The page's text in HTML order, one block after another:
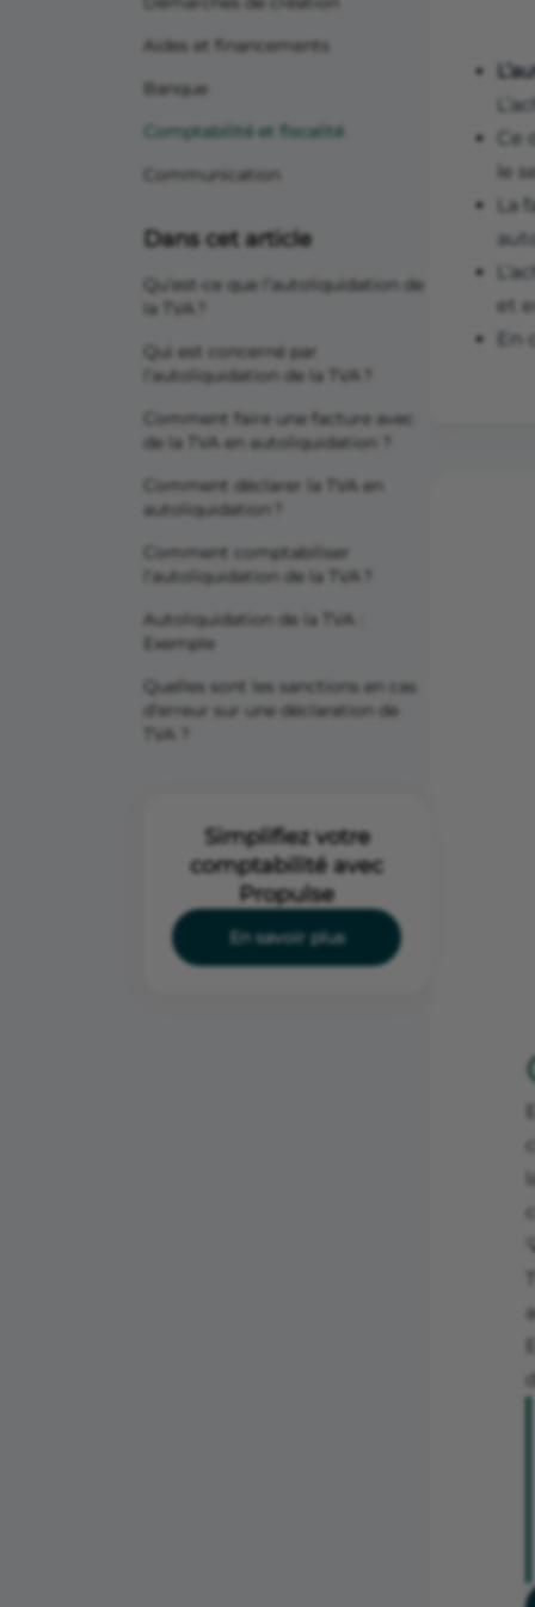
Aides et financements
Banque
Comptabilité et fiscalité
Communication
Dans cet article
Qu’est-ce que l’autoliquidation de
la TVA ?
Qui est concerné par
l’autoliquidation de la TVA ?
Comment faire une facture avec
de la TVA en autoliquidation ?
Comment déclarer la TVA en
autoliquidation ?
Comment comptabiliser
l’autoliquidation de la TVA ?
Autoliquidation de la TVA :
Exemple
Quelles sont les sanctions en cas
d’erreur sur une déclaration de
TVA ?
Simplifiez votre
comptabilité avec
Propulse
En savoir plus
le
et